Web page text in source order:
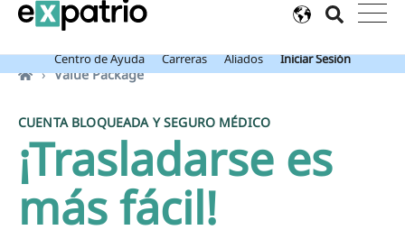
Noticia de última hora: Obtén tu Cuenta Bancaria de Expatrio gratis
con el Value Package.
Centro de Ayuda
Carreras Aliados Iniciar Sesión
Value Package
CUENTA BLOQUEADA Y SEGURO MÉDICO
¡Trasladarse es
más fácil!